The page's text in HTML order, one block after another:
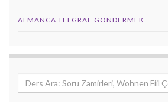
ALMANCA TELGRAF GÖNDERMEK